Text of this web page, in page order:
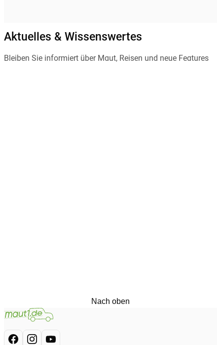
Aktuelles & Wissenswertes
Bleiben Sie informiert über Maut, Reisen und neue Features
Nach oben